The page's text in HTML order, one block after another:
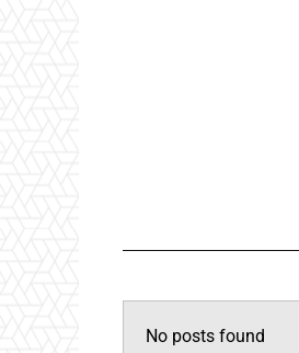
No posts found